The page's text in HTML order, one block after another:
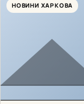
НОВИНИ ХАРКОВА